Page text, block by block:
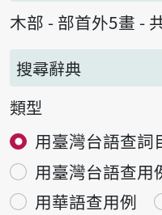
木部 - 部首外5畫 -
搜尋辭典
類型
用臺灣台語查詞
用臺灣台語查用
用華語查用例